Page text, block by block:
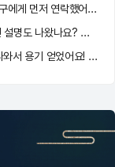
저도 인간관계 운세 보고 나서 오래 연락 못 했던 친구에게 먼저 연락했어요, 생각보다 큰 용기가 되더라고요!
사랑운세 부분 재밌네요! 혹시 인연에 대한 구체적인 설명도 나왔나요? 저도 기대하고 있어요 :)
저도 직업운세에서 ‘지금이 도전의 시기’라는 말이 나와서 용기 얻었어요! 신기하게도 현실 상황이랑 딱 맞아떨어지더라고요.